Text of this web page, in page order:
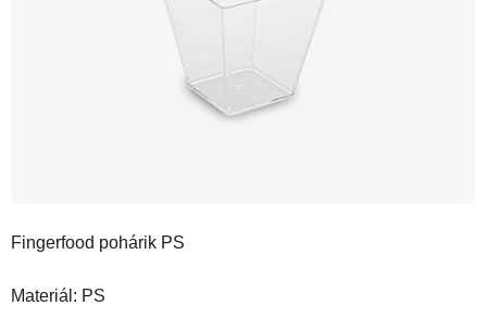
Fingerfood pohárik PS
Materiál: PS